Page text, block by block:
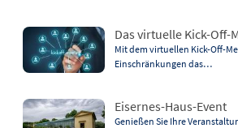
Das virtuelle Kick-Off-
Mit dem virtuellen Kick-Off-
Einschränkungen das…
Eisernes-Haus-Event
Genießen Sie Ihre